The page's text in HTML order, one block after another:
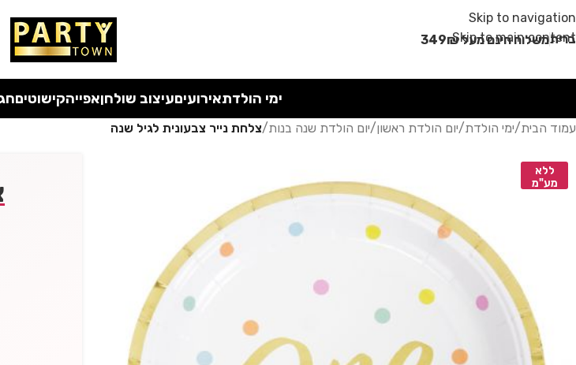
Skip to navigation
Skip to main content
מבצע קיץ! כל המוצרים ללא מע"מעד סוף החודש
משלוח חינם מעל 349₪
ימי הולדתאירועיםעיצוב שולחןאפייהקישוטים
עמוד הבית/ימי הולדת/יום הולדת ראשון/יום הולדת שנה בנות/צלחת נייר צבעונית לגיל שנה
ללא
מע"מ